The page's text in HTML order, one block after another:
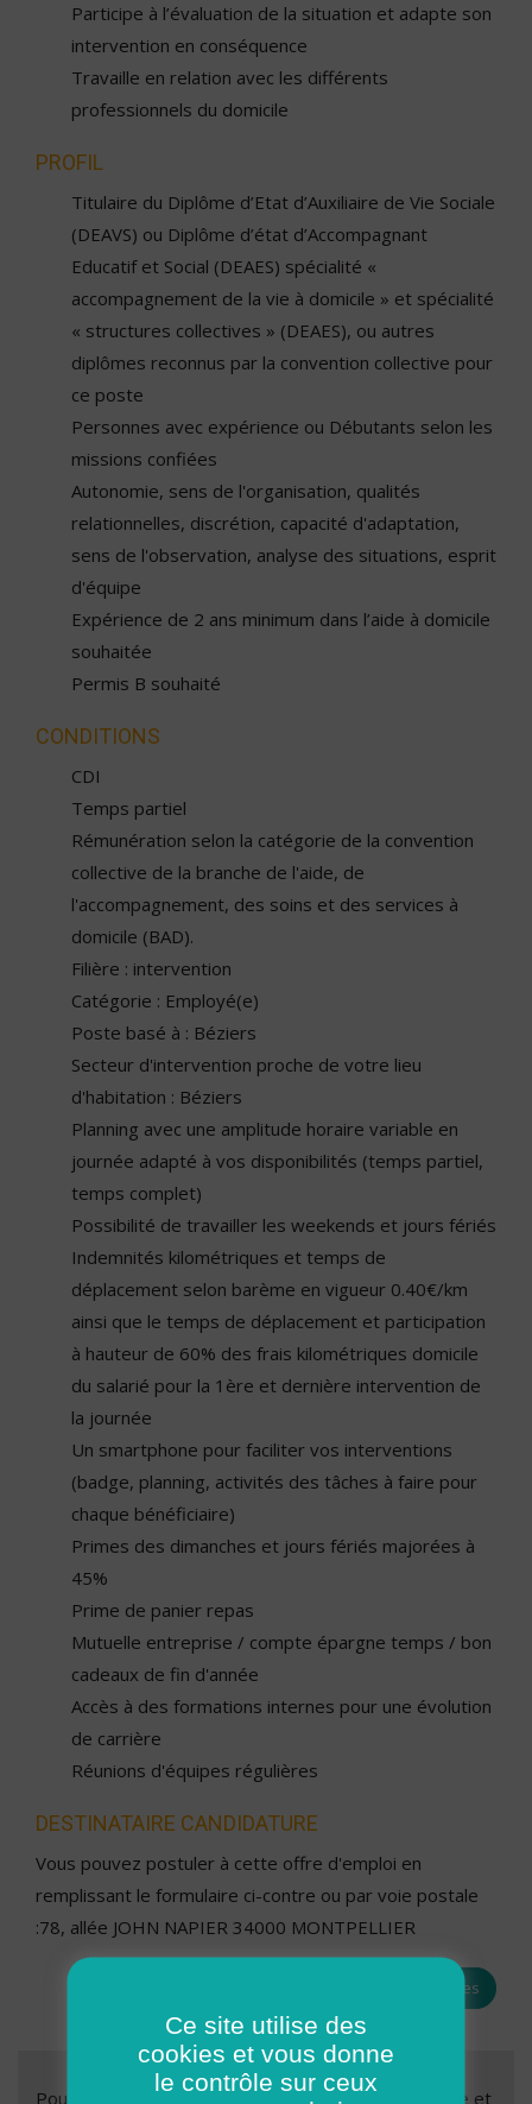
Participe à l’évaluation de la situation et adapte son
intervention en conséquence
Travaille en relation avec les différents
professionnels du domicile
PROFIL
Titulaire du Diplôme d’Etat d’Auxiliaire de Vie Sociale
(DEAVS) ou Diplôme d’état d’Accompagnant
Educatif et Social (DEAES) spécialité «
accompagnement de la vie à domicile » et spécialité
« structures collectives » (DEAES), ou autres
diplômes reconnus par la convention collective pour
ce poste
Personnes avec expérience ou Débutants selon les
missions confiées
Autonomie, sens de l'organisation, qualités
relationnelles, discrétion, capacité d'adaptation,
sens de l'observation, analyse des situations, esprit
d'équipe
Expérience de 2 ans minimum dans l’aide à domicile
souhaitée
Permis B souhaité
CONDITIONS
CDI
Temps partiel
Rémunération selon la catégorie de la convention
collective de la branche de l'aide, de
l'accompagnement, des soins et des services à
domicile (BAD).
Filière : intervention
Catégorie : Employé(e)
Poste basé à : Béziers
Secteur d'intervention proche de votre lieu
d'habitation : Béziers
Planning avec une amplitude horaire variable en
journée adapté à vos disponibilités (temps partiel,
temps complet)
Possibilité de travailler les weekends et jours fériés
Indemnités kilométriques et temps de
déplacement selon barème en vigueur 0.40€/km
ainsi que le temps de déplacement et participation
à hauteur de 60% des frais kilométriques domicile
du salarié pour la 1ère et dernière intervention de
la journée
Un smartphone pour faciliter vos interventions
(badge, planning, activités des tâches à faire pour
chaque bénéficiaire)
Primes des dimanches et jours fériés majorées à
45%
Prime de panier repas
Mutuelle entreprise / compte épargne temps / bon
cadeaux de fin d'année
Accès à des formations internes pour une évolution
de carrière
Réunions d'équipes régulières
DESTINATAIRE CANDIDATURE
Vous pouvez postuler à cette offre d'emploi en
remplissant le formulaire ci-contre ou par voie postale
:78, allée JOHN NAPIER 34000 MONTPELLIER
Toutes les offres
Pour nous soumettre votre candidature, c’est simple et
Ce site utilise des
cookies et vous donne
le contrôle sur ceux